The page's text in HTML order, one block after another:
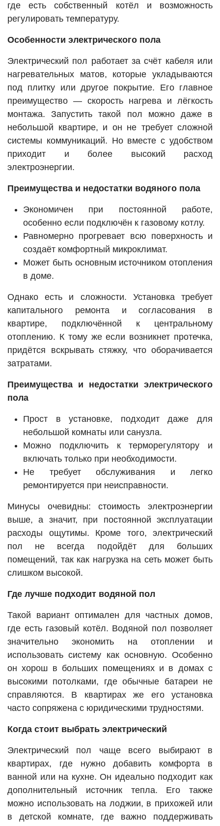
где есть собственный котёл и возможность
регулировать температуру.
Особенности электрического пола
Электрический пол работает за счёт кабеля или
нагревательных матов, которые укладываются
под плитку или другое покрытие. Его главное
преимущество — скорость нагрева и лёгкость
монтажа. Запустить такой пол можно даже в
небольшой квартире, и он не требует сложной
системы коммуникаций. Но вместе с удобством
приходит и более высокий расход
электроэнергии.
Преимущества и недостатки водяного пола
Экономичен при постоянной работе,
особенно если подключён к газовому котлу.
Равномерно прогревает всю поверхность и
создаёт комфортный микроклимат.
Может быть основным источником отопления
в доме.
Однако есть и сложности. Установка требует
капитального ремонта и согласования в
квартире, подключённой к центральному
отоплению. К тому же если возникнет протечка,
придётся вскрывать стяжку, что оборачивается
затратами.
Преимущества и недостатки электрического
пола
Прост в установке, подходит даже для
небольшой комнаты или санузла.
Можно подключить к терморегулятору и
включать только при необходимости.
Не требует обслуживания и легко
ремонтируется при неисправности.
Минусы очевидны: стоимость электроэнергии
выше, а значит, при постоянной эксплуатации
расходы ощутимы. Кроме того, электрический
пол не всегда подойдёт для больших
помещений, так как нагрузка на сеть может быть
слишком высокой.
Где лучше подходит водяной пол
Такой вариант оптимален для частных домов,
где есть газовый котёл. Водяной пол позволяет
значительно экономить на отоплении и
использовать систему как основную. Особенно
он хорош в больших помещениях и в домах с
высокими потолками, где обычные батареи не
справляются. В квартирах же его установка
часто сопряжена с юридическими трудностями.
Когда стоит выбрать электрический
Электрический пол чаще всего выбирают в
квартирах, где нужно добавить комфорта в
ванной или на кухне. Он идеально подходит как
дополнительный источник тепла. Его также
можно использовать на лоджии, в прихожей или
в детской комнате, где важно поддерживать